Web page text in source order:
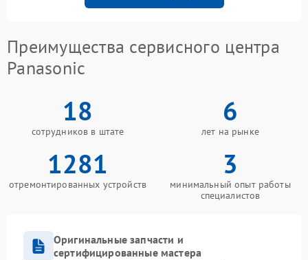
Преимущества сервисного центра
Panasonic
18
сотрудников в штате
6
лет на рынке
1281
отремонтированных устройств
3
минимальный опыт работы
специалистов
Оригинальные запчасти и
сертифицированные мастера